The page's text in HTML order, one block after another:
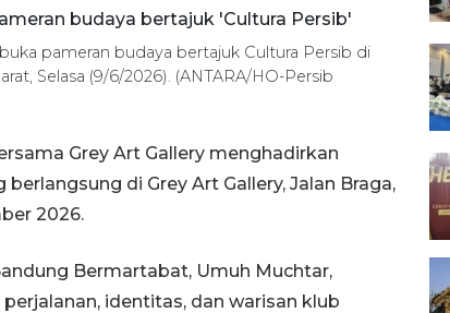
pameran budaya bertajuk Cultura Persib di
Selasa (9/6/2026). (ANTARA/HO-Persib
Grey Art Gallery menghadirkan
di Grey Art Gallery, Jalan Braga,
2026.
Bermartabat, Umuh Muchtar,
identitas, dan warisan klub